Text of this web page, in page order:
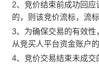
2、竞价结束前成功回
的，则该竞价流标，流
3、为确保交易的有效
从竞买人平台资金账户
4、竞价交易结束未成